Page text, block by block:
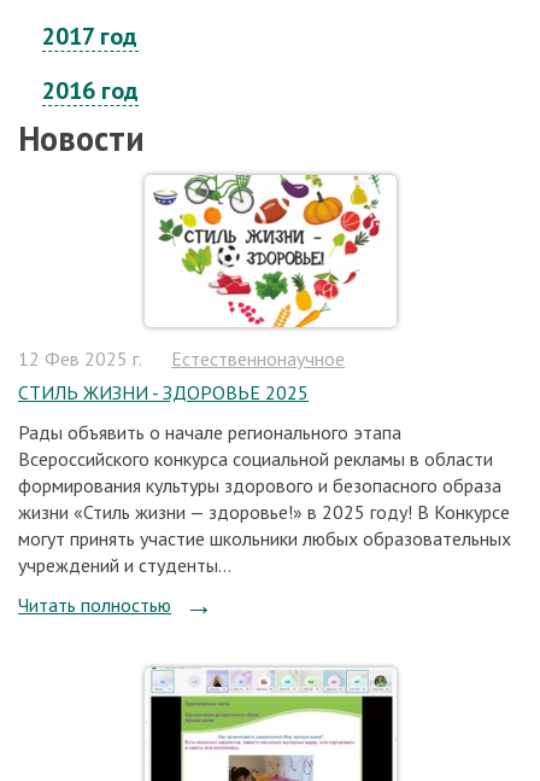
2017 год
2016 год
Новости
12 Фев 2025 г.
Естественнонаучное
СТИЛЬ ЖИЗНИ - ЗДОРОВЬЕ 2025
Рады объявить о начале регионального этапа
Всероссийского конкурса социальной рекламы в области
формирования культуры здорового и безопасного образа
жизни «Стиль жизни — здоровье!» в 2025 году! В Конкурсе
могут принять участие школьники любых образовательных
учреждений и студенты...
Читать полностью